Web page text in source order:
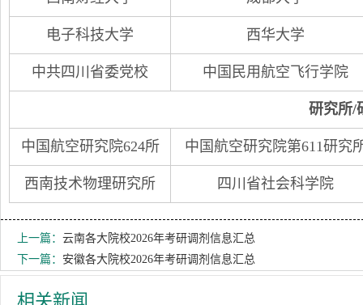
电子科技大学 西华大学
中共四川省委党校 中国民用航空飞行学院
研究所
中国航空研究院624所 中国航空研究院第611研究
西南技术物理研究所 四川省社会科学院
上一篇： 云南各大院校2026年考研调剂信息汇总
下一篇： 安徽各大院校2026年考研调剂信息汇总
相关新闻